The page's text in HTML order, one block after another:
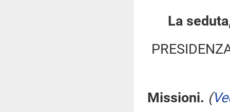
La
Missioni. (